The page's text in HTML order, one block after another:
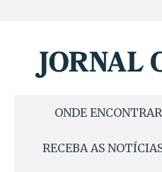
ONDE
RECEBA AS